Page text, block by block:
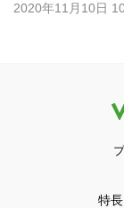
2020年11月10日
特長